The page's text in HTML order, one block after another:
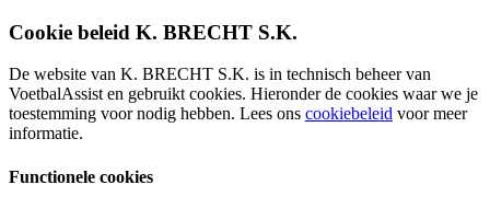
Cookie beleid K. BRECHT S.K.
De website van K. BRECHT S.K. is in technisch beheer van
VoetbalAssist en gebruikt cookies. Hieronder de cookies waar we je
toestemming voor nodig hebben. Lees ons cookiebeleid voor meer
informatie.
Functionele cookies